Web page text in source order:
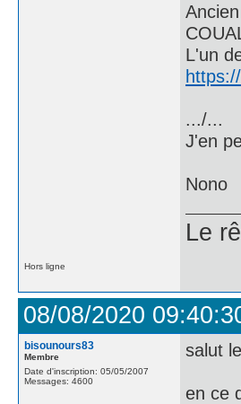
Ancien
L'un
.../...
J'en
Nono
Le
Hors ligne
08/08/2020
bisounours83
Membre
Date d'inscription: 05/05/2007
Messages: 4600
salut
en ce